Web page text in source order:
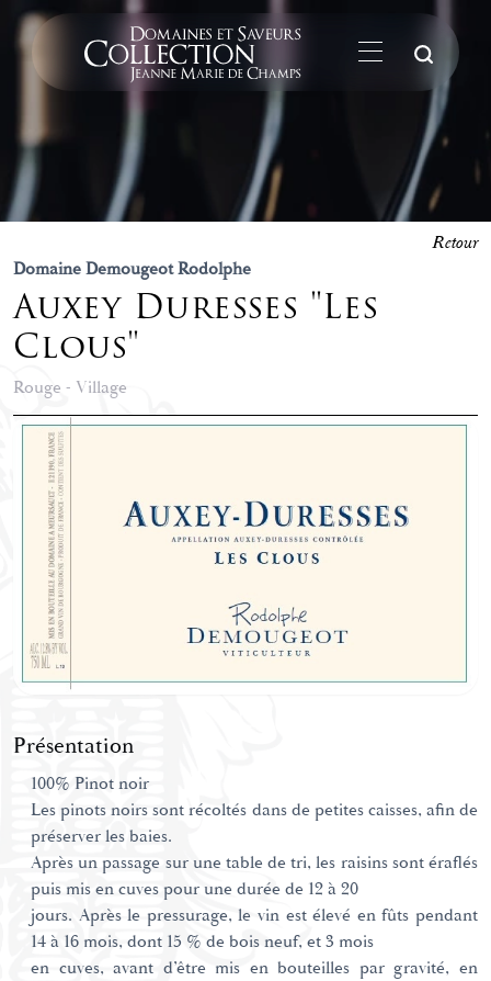
Domaine Demougeot Rodolphe
Auxey Duresses "Les
Clous"
Rouge - Village
Retour
Présentation
100% Pinot noir
Les pinots noirs sont récoltés dans de petites caisses, afin de
préserver les baies.
Après un passage sur une table de tri, les raisins sont éraflés
puis mis en cuves pour une durée de 12 à 20
jours. Après le pressurage, le vin est élevé en fûts pendant
14 à 16 mois, dont 15 % de bois neuf, et 3 mois
en cuves, avant d’être mis en bouteilles par gravité, en